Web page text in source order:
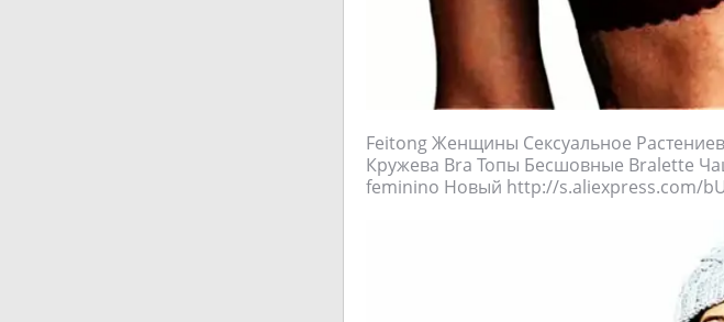
Feitong Женщины Сексуальное
Кружева Bra Топы Бесшовные Bralette
feminino Новый http://s.aliexpress.com/